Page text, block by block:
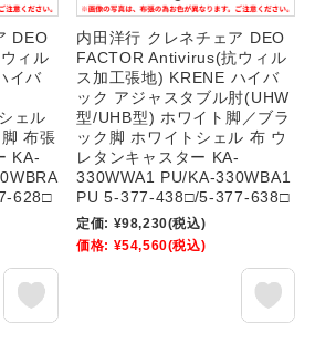
DEO
ィル
イバ
ェル
布張
KA-
628□
内田洋行 クレネチェア DEO
FACTOR Antivirus(抗ウィル
ス加工張地) KRENE ハイバ
ック アジャスタブル肘(UHW
型/UHB型) ホワイト脚／ブラ
ック脚 ホワイトシェル 布 ウ
レタンキャスター KA-
330WWA1 PU/KA-330WBA1
PU 5-377-438□/5-377-638□
定価: ¥98,230(税込)
価格: ¥54,560(税込)